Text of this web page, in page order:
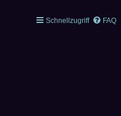
Schnellzugriff FAQ